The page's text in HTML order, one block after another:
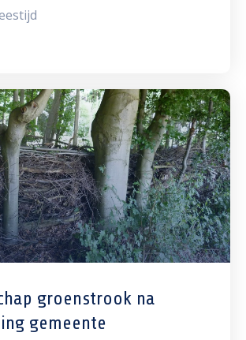
groenstrook na
gemeente